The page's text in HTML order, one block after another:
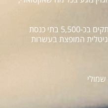
השבועון מופץ בעשרות אלפי עותקים בכ-5,500 בתי כנסת
המופצת בעשרות
שמולי